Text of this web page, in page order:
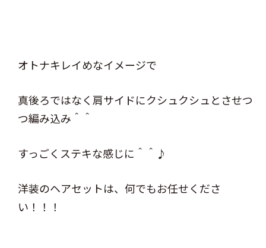
オトナキレイめなイメージで
真後ろではなく肩サイドにクシュクシュとさせつ
つ編み込み＾＾
すっごくステキな感じに＾＾♪
洋装のヘアセットは、何でもお任せくださ
い！！！